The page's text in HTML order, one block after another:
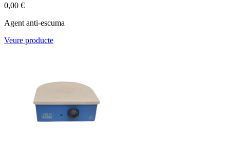
0,00 €
Agent anti-escuma
Veure producte